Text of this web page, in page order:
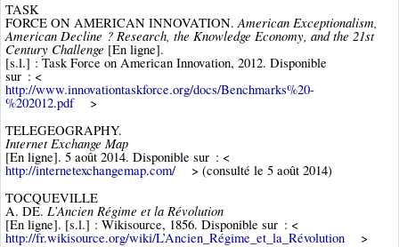
TASK
FORCE ON AMERICAN INNOVATION.American Exceptionalism,
American Decline ? Research, the Knowledge Economy, and the 21st
Century Challenge [En ligne].
[s.l.] : Task Force on American Innovation, 2012. Disponible
sur : <
http://www.innovationtaskforce.org/docs/Benchmarks%20-
%202012.pdf
>
TELEGEOGRAPHY.
Internet Exchange Map
[En ligne]. 5 août 2014. Disponible sur : <
http://internetexchangemap.com/
> (consulté le 5 août 2014)
TOCQUEVILLE
A. DE. L’Ancien Régime et la Révolution
[En ligne]. [s.l.] : Wikisource, 1856. Disponible sur : <
http://fr.wikisource.org/wiki/L’Ancien_Régime_et_la_Révolution
>